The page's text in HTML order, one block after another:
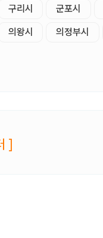
구리시 군포시
의왕시 의정부시
]